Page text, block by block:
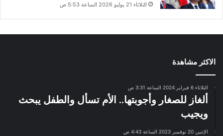
الثلاثاء 21 يوليو 2026 الساعة 5:53 ص
الاكثر مشاهدة
الثلاثاء 6 فبراير 2024 الساعة 3:31 ص
ألغاز للصغار وأجوبتها.. الأم تسأل والطفل يبحث
ويجيب
الإثنين 20 نوفمبر 2023 الساعة 4:43 ص